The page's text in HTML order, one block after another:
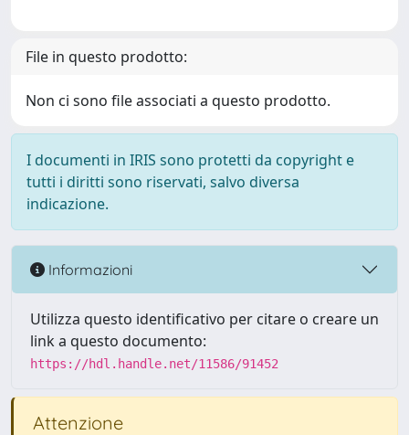
File in questo prodotto:
Non ci sono file associati a questo prodotto.
I documenti in IRIS sono protetti da copyright e
tutti i diritti sono riservati, salvo diversa
indicazione.
Informazioni
Utilizza questo identificativo per citare o creare un
link a questo documento:
https://hdl.handle.net/11586/91452
Attenzione